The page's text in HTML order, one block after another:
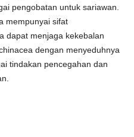
pengobatan untuk sariawan.
mempunyai sifat
dapat menjaga kekebalan
dengan menyeduhnya
tindakan pencegahan dan